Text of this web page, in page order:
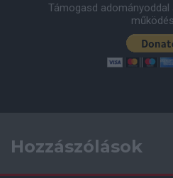
Támogasd adományoddal
Hozzászólások